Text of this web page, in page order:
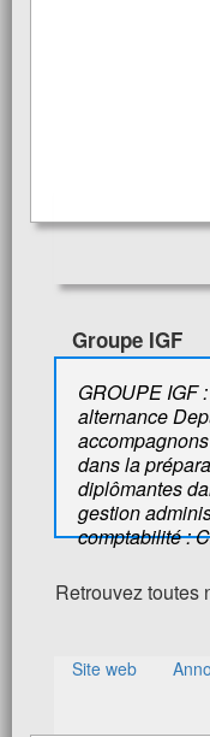
Groupe IGF
GROUPE IGF
alternance
dans la
diplômantes
gestion
comptabilité :
Retrouvez toutes
Site web